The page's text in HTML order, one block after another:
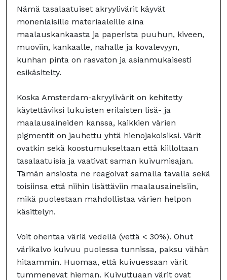
Nämä tasalaatuiset akryylivärit käyvät
monenlaisille materiaaleille aina
maalauskankaasta ja paperista puuhun, kiveen,
muoviin, kankaalle, nahalle ja kovalevyyn,
kunhan pinta on rasvaton ja asianmukaisesti
esikäsitelty.
Koska Amsterdam-akryylivärit on kehitetty
käytettäviksi lukuisten erilaisten lisä- ja
maalausaineiden kanssa, kaikkien värien
pigmentit on jauhettu yhtä hienojakoisiksi. Värit
ovatkin sekä koostumukseltaan että kiilloltaan
tasalaatuisia ja vaativat saman kuivumisajan.
Tämän ansiosta ne reagoivat samalla tavalla sekä
toisiinsa että niihin lisättäviin maalausaineisiin,
mikä puolestaan mahdollistaa värien helpon
käsittelyn.
Voit ohentaa väriä vedellä (vettä < 30%). Ohut
värikalvo kuivuu puolessa tunnissa, paksu vähän
hitaammin. Huomaa, että kuivuessaan värit
tummenevat hieman. Kuivuttuaan värit ovat